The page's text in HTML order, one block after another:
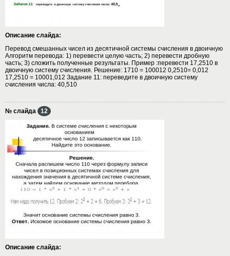
Описание слайда:
Перевод смешанных чисел из десятичной системы счисления в двоичную
Алгоритм перевода: 1) перевести целую часть; 2) перевести дробную
часть; 3) сложить полученные результаты. Пример :перевести 17,2510 в
двоичную систему счисления. Решение: 1710 = 100012 0,2510= 0,012
17,2510 = 10001,012 Задание 11: переведите в двоичную систему
счисления числа: 40,510
№ слайда 12
Описание слайда: